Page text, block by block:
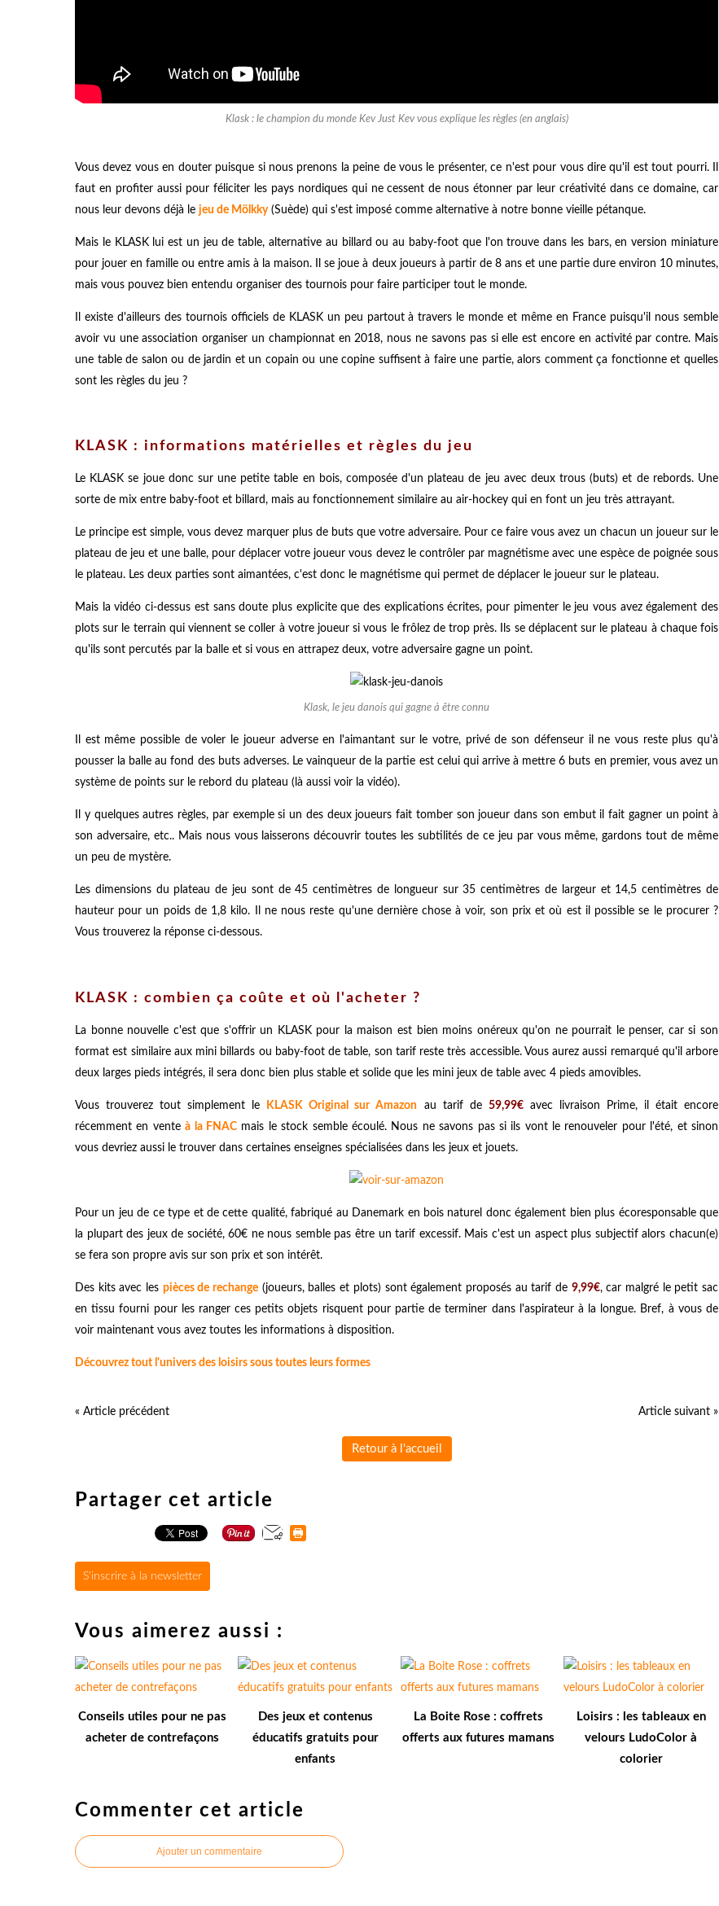
Klask : le champion du monde Kev Just Kev vous explique les règles (en anglais)
Vous devez vous en douter puisque si nous prenons la peine de vous le présenter, ce n'est pour vous dire qu'il est tout pourri. Il
faut en profiter aussi pour féliciter les pays nordiques qui ne cessent de nous étonner par leur créativité dans ce domaine, car
nous leur devons déjà le jeu de Mölkky(Suède) qui s'est imposé comme alternative à notre bonne vieille pétanque.
Mais le KLASK lui est un jeu de table, alternative au billard ou au baby-foot que l'on trouve dans les bars, en version miniature
pour jouer en famille ou entre amis à la maison. Il se joue à deux joueurs à partir de 8 ans et une partie dure environ 10 minutes,
mais vous pouvez bien entendu organiser des tournois pour faire participer tout le monde.
Il existe d'ailleurs des tournois officiels de KLASK un peu partout à travers le monde et même en France puisqu'il nous semble
avoir vu une association organiser un championnat en 2018, nous ne savons pas si elle est encore en activité par contre. Mais
une table de salon ou de jardin et un copain ou une copine suffisent à faire une partie, alors comment ça fonctionne et quelles
sont les règles du jeu ?
KLASK : informations matérielles et règles du jeu
Le KLASK se joue donc sur une petite table en bois, composée d'un plateau de jeu avec deux trous (buts) et de rebords. Une
sorte de mix entre baby-foot et billard, mais au fonctionnement similaire au air-hockey qui en font un jeu très attrayant.
Le principe est simple, vous devez marquer plus de buts que votre adversaire. Pour ce faire vous avez un chacun un joueur sur le
plateau de jeu et une balle, pour déplacer votre joueur vous devez le contrôler par magnétisme avec une espèce de poignée sous
le plateau. Les deux parties sont aimantées, c'est donc le magnétisme qui permet de déplacer le joueur sur le plateau.
Mais la vidéo ci-dessus est sans doute plus explicite que des explications écrites, pour pimenter le jeu vous avez également des
plots sur le terrain qui viennent se coller à votre joueur si vous le frôlez de trop près. Ils se déplacent sur le plateau à chaque fois
qu'ils sont percutés par la balle et si vous en attrapez deux, votre adversaire gagne un point.
Klask, le jeu danois qui gagne à être connu
Il est même possible de voler le joueur adverse en l'aimantant sur le votre, privé de son défenseur il ne vous reste plus qu'à
pousser la balle au fond des buts adverses. Le vainqueur de la partie est celui qui arrive à mettre 6 buts en premier, vous avez un
système de points sur le rebord du plateau (là aussi voir la vidéo).
Il y quelques autres règles, par exemple si un des deux joueurs fait tomber son joueur dans son embut il fait gagner un point à
son adversaire, etc.. Mais nous vous laisserons découvrir toutes les subtilités de ce jeu par vous même, gardons tout de même
un peu de mystère.
Les dimensions du plateau de jeu sont de 45 centimètres de longueur sur 35 centimètres de largeur et 14,5 centimètres de
hauteur pour un poids de 1,8 kilo. Il ne nous reste qu'une dernière chose à voir, son prix et où est il possible se le procurer ?
Vous trouverez la réponse ci-dessous.
KLASK : combien ça coûte et où l'acheter ?
La bonne nouvelle c'est que s'offrir un KLASK pour la maison est bien moins onéreux qu'on ne pourrait le penser, car si son
format est similaire aux mini billards ou baby-foot de table, son tarif reste très accessible. Vous aurez aussi remarqué qu'il arbore
deux larges pieds intégrés, il sera donc bien plus stable et solide que les mini jeux de table avec 4 pieds amovibles.
Vous trouverez tout simplement le KLASK Original sur Amazon au tarif de 59,99€avec livraison Prime, il était encore
récemment en venteà la FNACmais le stock semble écoulé. Nous ne savons pas si ils vont le renouveler pour l'été, et sinon
vous devriez aussi le trouver dans certaines enseignes spécialisées dans les jeux et jouets.
Pour un jeu de ce type et de cette qualité, fabriqué au Danemark en bois naturel donc également bien plus écoresponsable que
la plupart des jeux de société, 60€ ne nous semble pas être un tarif excessif. Mais c'est un aspect plus subjectif alors chacun(e)
se fera son propre avis sur son prix et son intérêt.
Des kits avec les pièces de rechange (joueurs, balles et plots) sont également proposés au tarif de 9,99€, car malgré le petit sac
en tissu fourni pour les ranger ces petits objets risquent pour partie de terminer dans l'aspirateur à la longue. Bref, à vous de
voir maintenant vous avez toutes les informations à disposition.
Découvrez tout l'univers des loisirs sous toutes leurs formes
« Article précédent Article suivant »
Retour à l'accueil
Partager cet article
S'inscrire à la newsletter
Vous aimerez aussi :
Conseils utiles pour ne pas
acheter de contrefaçons
Des jeux et contenus
éducatifs gratuits pour
enfants
La Boite Rose : coffrets
offerts aux futures mamans
Loisirs : les tableaux en
velours LudoColor à
colorier
Commenter cet article
Ajouter un commentaire